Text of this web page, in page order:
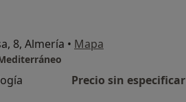
8, Almería • Mapa
Precio sin especificar